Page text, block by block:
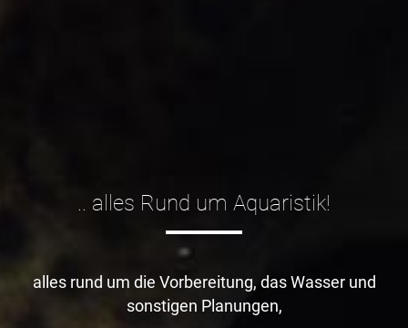
.. alles Rund um Aquaristik!
alles rund um die Vorbereitung, das Wasser und
sonstigen Planungen,